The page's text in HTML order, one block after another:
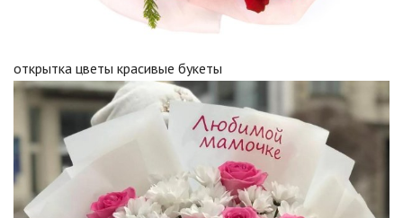
открытка цветы красивые букеты